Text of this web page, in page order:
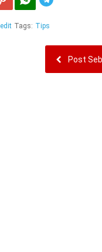
edit Tags: Tips
Post